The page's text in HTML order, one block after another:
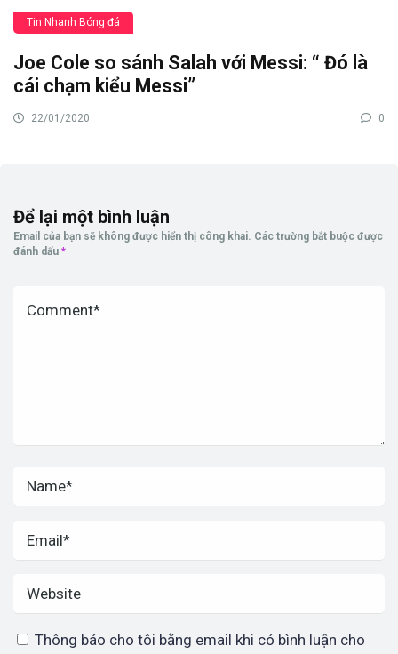
Tin Nhanh Bóng đá
Joe Cole so sánh Salah với Messi: “ Đó là
cái chạm kiểu Messi”
22/01/2020 0
Để lại một bình luận
Email của bạn sẽ không được hiển thị công khai. Các trường bắt buộc được
đánh dấu *
Thông báo cho tôi bằng email khi có bình luận cho